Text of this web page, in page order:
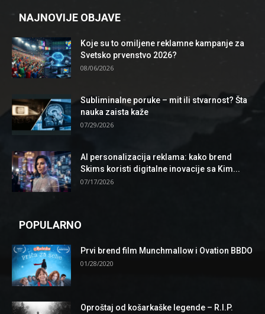
NAJNOVIJE OBJAVE
Koje su to omiljene reklamne kampanje za
Svetsko prvenstvo 2026?
08/06/2026
Subliminalne poruke – mit ili stvarnost? Šta
nauka zaista kaže
07/29/2026
AI personalizacija reklama: kako brend
Skims koristi digitalne inovacije sa Kim...
07/17/2026
POPULARNO
Prvi brend film Munchmallow i Ovation BBDO
01/28/2020
Oproštaj od košarkaške legende – R.I.P.